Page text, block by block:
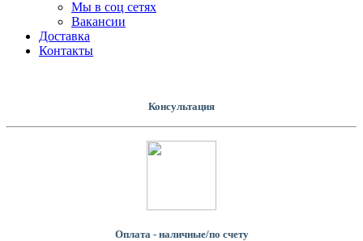
Мы в соц сетях
Вакансии
Доставка
Контакты
Консультация
Оплата - наличные/по счету